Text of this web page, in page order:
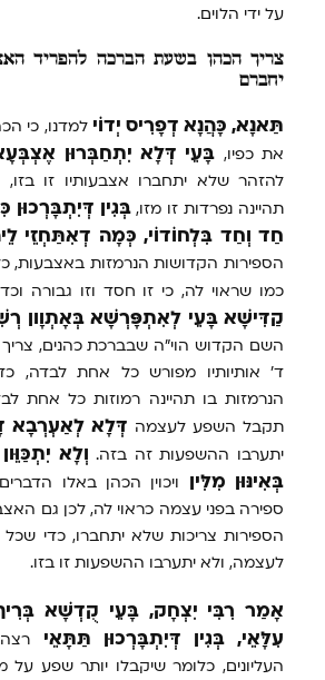
על ידי הלוים.
צריך הכהן בשעת הברכה להפריד
יחברם
תַּאנָא, כָּהֲנָא דְפָרִיס יְדוֹי למדנו, כי
את כפיו, בָּעֵי דְּלָא יִתְחַבְּרוּן
להזהר שלא יתחברו אצבעותיו זו
תהיינה נפרדות זו מזו,בְּגִין דְּיִתְבָּרְכוּן
חַד וְחַד בִּלְחוֹדוֹי, כְּמָה דְאִתַּחְזֵי
הספירות הקדושות הנרמזות באצבעות,
כמו שראוי לה, כי זו חסד וזו גבורה
קַדִּישָׁא בָּעֵי לְאִתְפָּרְשָׁא בְּאָתְוָון
השם הקדוש הוי"ה שבברכת כהנים,
ד' אותיותיו מפורש כל אחת לבדה,
הנרמזות בו תהיינה רמוזות כל אחת
תקבל השפע לעצמה דְּלָא לְאַעְרְבָא
יתערבו ההשפעות זה בזה. וְלָא יִתְכַּוֵּון
בְּאִינּוּן מִלִּין ויכוין הכהן באלו
ספירה בפני עצמה כראוי לה, לכן גם
הספירות צריכות שלא יתחברו, כדי
לעצמה, ולא יתערבו ההשפעות זו בזו.
אָמַר רִבִּי יִצְחָק, בָּעֵי קֻדְשָׁא
עִלָּאֵי, בְּגִין דְּיִתְבָּרְכוּן תַּתָּאֵי
העליונים, כלומר שיקבלו יותר שפע על